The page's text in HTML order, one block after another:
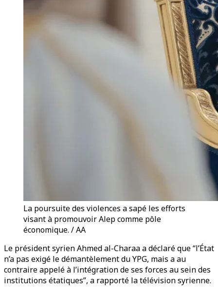
La poursuite des violences a sapé les efforts
visant à promouvoir Alep comme pôle
économique. / AA
Le président syrien Ahmed al-Charaa a déclaré que “l’État
n’a pas exigé le démantèlement du YPG, mais a au
contraire appelé à l’intégration de ses forces au sein des
institutions étatiques”, a rapporté la télévision syrienne.